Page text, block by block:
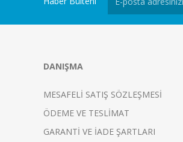
DANIŞMA
MESAFELİ SATIŞ SÖZLEŞMESİ
ÖDEME VE TESLİMAT
GARANTİ VE İADE ŞARTLARI